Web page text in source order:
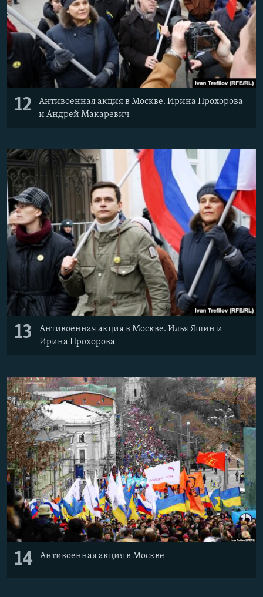
12
Антивоенная акция в Москве. Ирина Прохорова
и Андрей Макаревич
13
Антивоенная акция в Москве. Илья Яшин и
Ирина Прохорова
14 Антивоенная акция в Москве